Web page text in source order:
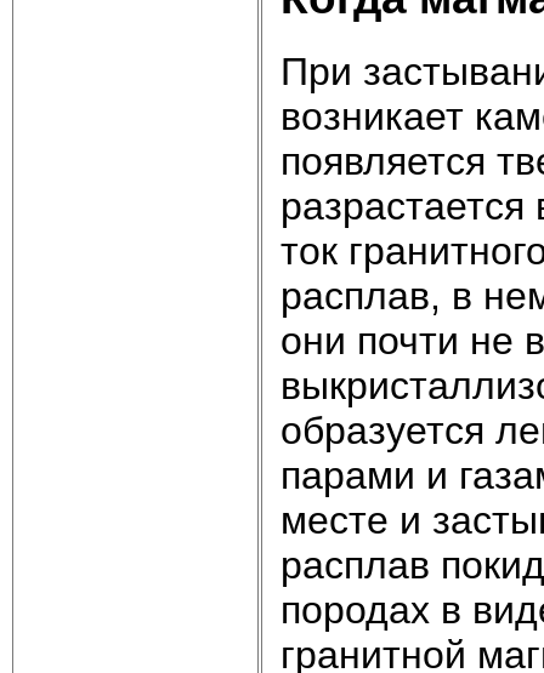
При
возникает
появляется
ток
расплав, в
они почти не
образуется
парами и
месте и
расплав
породах в
гранитной